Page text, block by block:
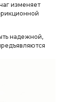
изменяет
надежной,